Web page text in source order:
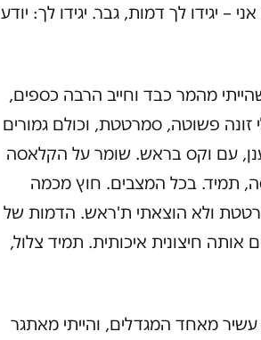
– יגידו לך דמות, גבר. יגידו לך: יודע
מהמר כבד וחייב הרבה כספים,
זונה פשוטה, סמרטטת, וכולם גמורים
עם וקס בראש. שומר על הקלאסה
תמיד. בכל המצבים. חוץ מכמה
ולא הוצאתי ת'ראש. הדמות של
חיצונית איכותית. תמיד צלול,
מאחד המגדלים, והייתי מאתגר